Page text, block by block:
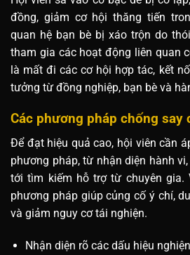
đồng, giảm cơ hội thăng tiến
quan hệ bạn bè bị xáo trộn do
tham gia các hoạt động liên quan
là mất đi các cơ hội hợp tác, kết
tưởng từ đồng nghiệp, bạn bè và
Các phương pháp chống say
Để đạt hiệu quả cao, hội viên cần
phương pháp, từ nhận diện hành
tới tìm kiếm hỗ trợ từ chuyên gia.
phương pháp giúp củng cố ý chí,
và giảm nguy cơ tái nghiện.
Nhận diện rõ các dấu hiệu